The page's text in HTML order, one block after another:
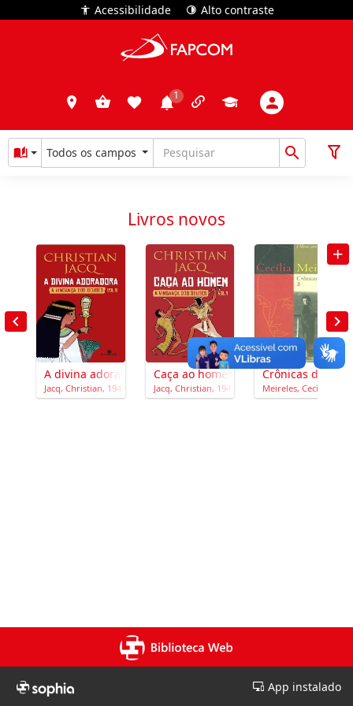
Acessibilidade Alto contraste
Todos os campos
Livros novos
A divina adoradora
Jacq, Christian, 1947-
Caça ao homem
Jacq, Christian, 1947-
Crônicas de
Meireles, Cecília,
App instalado